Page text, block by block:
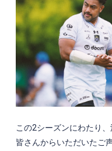
この2シーズンにわたり
皆さんからいただいたご